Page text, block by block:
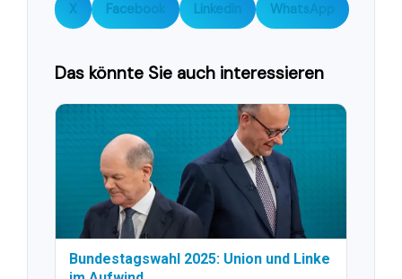
X Facebook LinkedIn WhatsApp
Das könnte Sie auch interessieren
Bundestagswahl 2025: Union und Linke